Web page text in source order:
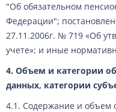
"Об обязательном
Федерации";
27.11.2006г. № 719 «Об
учете»; и иные
4. Объем и категории
данных, категории
4.1. Содержание и объем